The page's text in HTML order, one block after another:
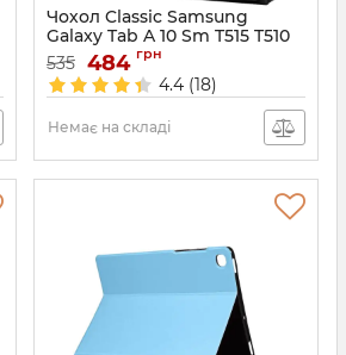
Чохол Classic Samsung
Galaxy Tab A 10 Sm T515 T510
Black
Артикул: 3948
535 484 грн
4.4 (18)
Немає на складі